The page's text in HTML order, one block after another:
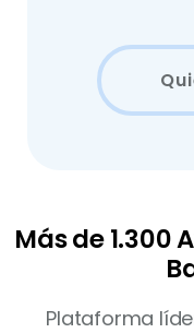
Más de
Plataforma